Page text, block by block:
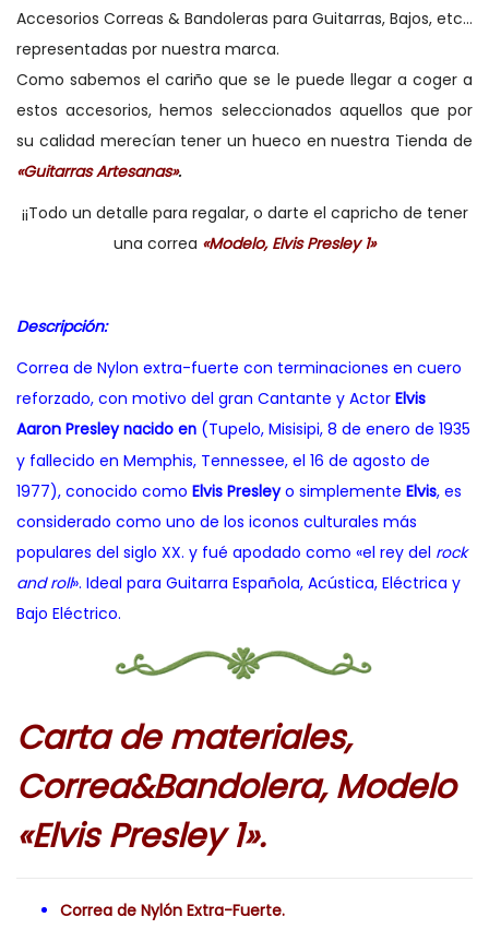
Accesorios Correas & Bandoleras para Guitarras, Bajos, etc…
representadas por nuestra marca.
Como sabemos el cariño que se le puede llegar a coger a
estos accesorios, hemos seleccionados aquellos que por
su calidad merecían tener un hueco en nuestra Tienda de
«Guitarras Artesanas».
¡¡Todo un detalle para regalar, o darte el capricho de tener
una correa «Modelo, Elvis Presley 1»
Descripción:
Correa de Nylon extra-fuerte con terminaciones en cuero
reforzado, con motivo del gran Cantante y Actor Elvis
Aaron Presleynacido en (Tupelo, Misisipi, 8 de enero de 1935
y fallecido en Memphis, Tennessee, el 16 de agosto de
1977), conocido como Elvis Presleyo simplemente Elvis, es
considerado como uno de los iconos culturales más
populares del siglo XX. y fué apodado como «el rey del rock
and roll». Ideal para Guitarra Española, Acústica, Eléctrica y
Bajo Eléctrico.
Carta de materiales,
Correa&Bandolera, Modelo
«Elvis Presley 1».
Correa de Nylón Extra-Fuerte.